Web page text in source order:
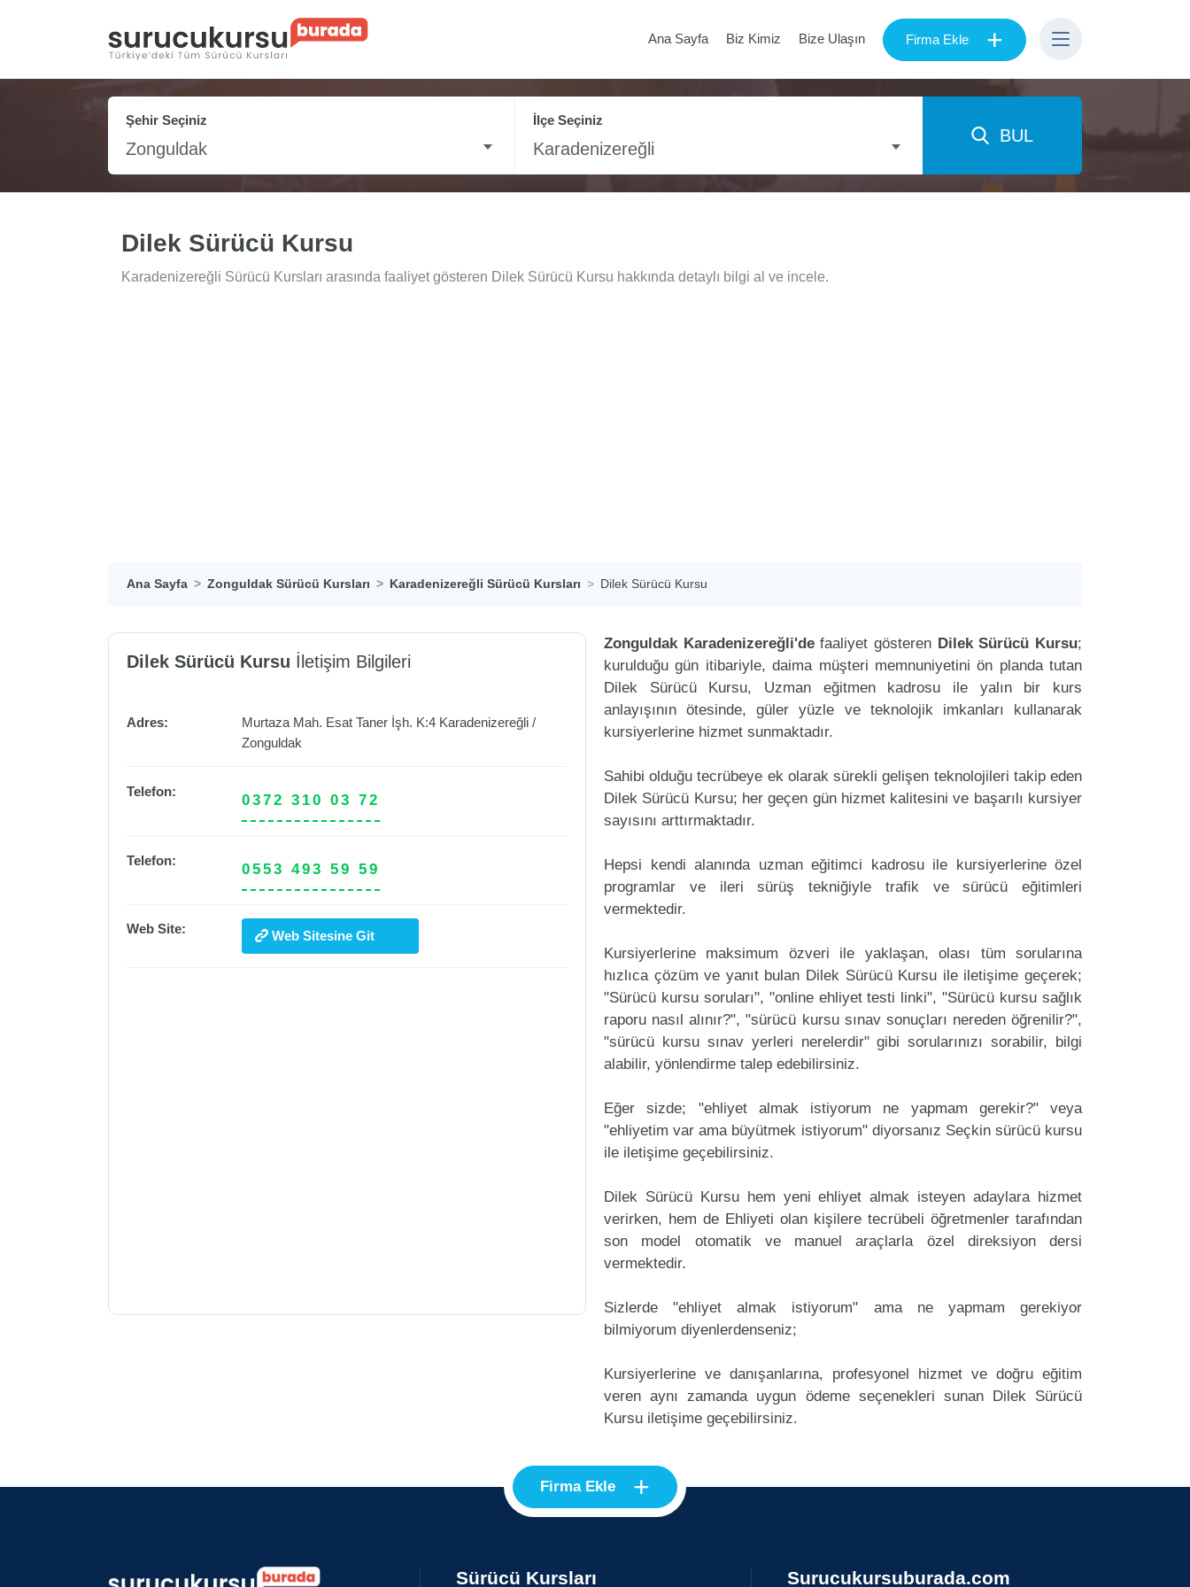
Ana Sayfa Biz Kimiz Bize Ulaşın Firma Ekle +
Şehir Seçiniz
Zonguldak
İlçe Seçiniz
Karadenizereğli
BUL
Dilek Sürücü Kursu
Karadenizereğli Sürücü Kursları arasında faaliyet gösteren Dilek Sürücü Kursu hakkında detaylı bilgi al ve incele.
Ana Sayfa Zonguldak Sürücü Kursları Karadenizereğli Sürücü Kursları Dilek Sürücü Kursu
Dilek Sürücü Kursu İletişim Bilgileri
Adres: Murtaza Mah. Esat Taner İşh. K:4 Karadenizereğli/
Zonguldak
Telefon:
0372 310 03 72
Telefon:
0553 493 59 59
Web Site: Web Sitesine Git
Zonguldak Karadenizereğli'defaaliyet gösteren Dilek Sürücü Kursu;
kurulduğu gün itibariyle, daima müşteri memnuniyetini ön planda tutan
Dilek Sürücü Kursu, Uzman eğitmen kadrosu ile yalın bir kurs
anlayışının ötesinde, güler yüzle ve teknolojik imkanları kullanarak
kursiyerlerine hizmet sunmaktadır.
Sahibi olduğu tecrübeye ek olarak sürekli gelişen teknolojileri takip eden
Dilek Sürücü Kursu; her geçen gün hizmet kalitesini ve başarılı kursiyer
sayısını arttırmaktadır.
Hepsi kendi alanında uzman eğitimci kadrosu ile kursiyerlerine özel
programlar ve ileri sürüş tekniğiyle trafik ve sürücü eğitimleri
vermektedir.
Kursiyerlerine maksimum özveri ile yaklaşan, olası tüm sorularına
hızlıca çözüm ve yanıt bulan Dilek Sürücü Kursu ile iletişime geçerek;
"Sürücü kursu soruları", "online ehliyet testi linki", "Sürücü kursu sağlık
raporu nasıl alınır?", "sürücü kursu sınav sonuçları nereden öğrenilir?",
"sürücü kursu sınav yerleri nerelerdir" gibi sorularınızı sorabilir, bilgi
alabilir, yönlendirme talep edebilirsiniz.
Eğer sizde; "ehliyet almak istiyorum ne yapmam gerekir?" veya
"ehliyetim var ama büyütmek istiyorum" diyorsanız Seçkin sürücü kursu
ile iletişime geçebilirsiniz.
Dilek Sürücü Kursu hem yeni ehliyet almak isteyen adaylara hizmet
verirken, hem de Ehliyeti olan kişilere tecrübeli öğretmenler tarafından
son model otomatik ve manuel araçlarla özel direksiyon dersi
vermektedir.
Sizlerde "ehliyet almak istiyorum" ama ne yapmam gerekiyor
bilmiyorum diyenlerdenseniz;
Kursiyerlerine ve danışanlarına, profesyonel hizmet ve doğru eğitim
veren aynı zamanda uygun ödeme seçenekleri sunan Dilek Sürücü
Kursu iletişime geçebilirsiniz.
Firma Ekle +
Sürücü Kursları Surucukursuburada.com